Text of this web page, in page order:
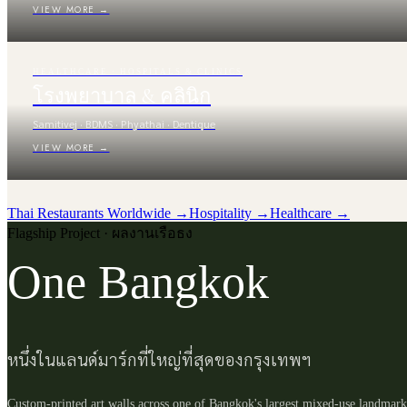
VIEW MORE →
Samitivej · BDMS · Phyathai · Dentique
VIEW MORE →
Thai Restaurants Worldwide →Hospitality →Healthcare →
Flagship Project · ผลงานเรือธง
One Bangkok
หนึ่งในแลนด์มาร์กที่ใหญ่ที่สุดของกรุงเทพฯ
Custom-printed art walls across one of Bangkok's largest mixed-use